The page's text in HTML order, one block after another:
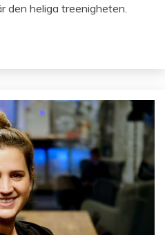
den heliga treenigheten.